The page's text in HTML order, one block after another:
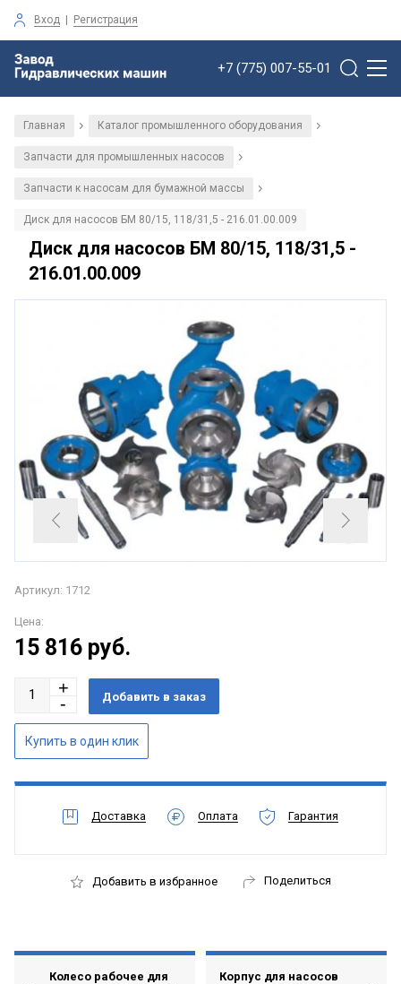
Вход | Регистрация
+7 (775) 007-55-01
Главная / Каталог промышленного оборудования /
Запчасти для промышленных насосов /
Запчасти к насосам для бумажной массы /
Диск для насосов БМ 80/15, 118/31,5 - 216.01.00.009
Диск для насосов БМ 80/15, 118/31,5 -
216.01.00.009
Артикул: 1712
Цена:
15 816 руб.
Доставка Оплата Гарантия
Добавить в избранное Поделиться
Колесо рабочее для
Корпус для насосов